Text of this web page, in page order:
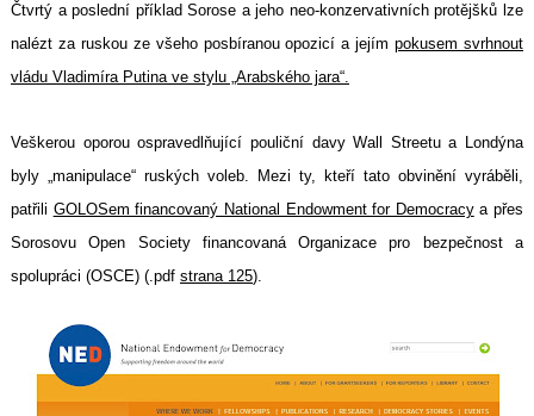
Čtvrtý a poslední příklad Sorose a jeho neo-konzervativních protějšků lze
nalézt za ruskou ze všeho posbíranou opozicí a jejímpokusem svrhnout
vládu Vladimíra Putina ve stylu „Arabského jara“.
Veškerou oporou ospravedlňující pouliční davy Wall Streetu a Londýna
byly „manipulace“ ruských voleb. Mezi ty, kteří tato obvinění vyráběli,
patřili GOLOSem financovaný National Endowment for Democracya přes
Sorosovu Open Society financovaná Organizace pro bezpečnost a
spolupráci (OSCE) (.pdf strana 125).